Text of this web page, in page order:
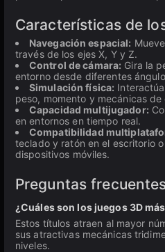
Características de
Navegación espacial:
través de los ejes X, Y y Z.
Control de cámara: Gira la
entorno desde diferentes
Simulación física:
peso, momento y mecánicas de
Capacidad multijugador:
en entornos en tiempo real.
Compatibilidad
teclado y ratón en el escritorio
dispositivos móviles.
Preguntas
¿Cuáles son los juegos 3D
Estos títulos atraen al mayor
sus atractivas mecánicas
niveles.